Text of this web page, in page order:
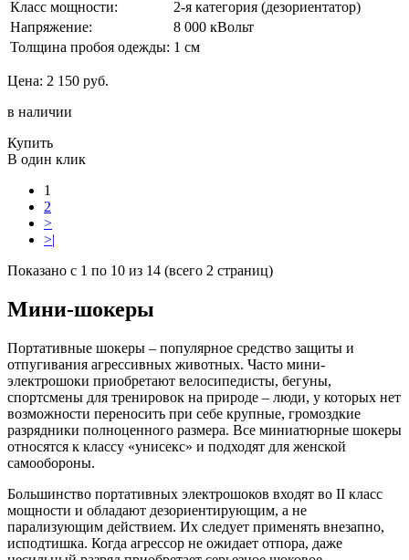
Класс мощности:
2-я категория (дезориентатор)
Напряжение:
8 000 кВольт
Толщина пробоя одежды: 1 см
Цена: 2 150 руб.
в наличии
Купить
В один клик
1
2
>
>|
Показано с 1 по 10 из 14 (всего 2 страниц)
Мини-шокеры
Портативные шокеры – популярное средство защиты и
отпугивания агрессивных животных. Часто мини-
электрошоки приобретают велосипедисты, бегуны,
спортсмены для тренировок на природе – люди, у которых нет
возможности переносить при себе крупные, громоздкие
разрядники полноценного размера. Все миниатюрные шокеры
относятся к классу «унисекс» и подходят для женской
самообороны.
Большинство портативных электрошоков входят во II класс
мощности и обладают дезориентирующим, а не
парализующим действием. Их следует применять внезапно,
исподтишка. Когда агрессор не ожидает отпора, даже